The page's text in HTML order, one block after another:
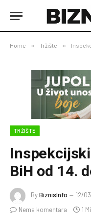
Home » Tržište »
TRŽIŠTE
BiH od 14.
ByBiznisInfo 12/
Nema komentara
1